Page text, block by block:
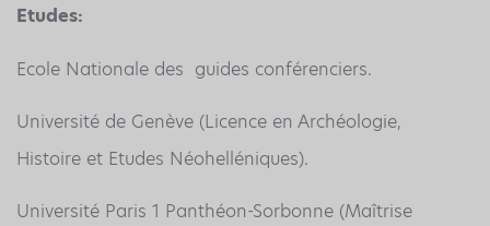
Etudes:
Ecole Nationale des guides conférenciers.
Université de Genève (Licence en Archéologie,
Histoire et Etudes Néohelléniques).
Université Paris 1 Panthéon-Sorbonne (Maîtrise